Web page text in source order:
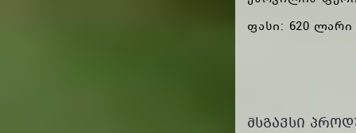
ფასი: 620 ლარი
ᲛᲡᲒᲐᲕᲡᲘ